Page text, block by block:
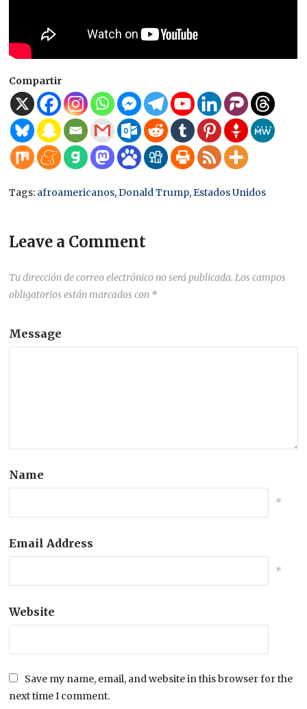
Compartir
Tags: afroamericanos,Donald Trump,Estados Unidos
Leave a Comment
Tu dirección de correo electrónico no será publicada. Los campos
obligatorios están marcados con *
Message
Name
*
Email Address
*
Website
Save my name, email, and website in this browser for the
next time I comment.